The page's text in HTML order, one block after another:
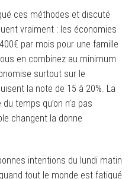
ces méthodes et discuté
vraiment : les économies
par mois pour une famille
en combinez au minimum
surtout sur le
la note de 15 à 20%. La
temps qu’on n’a pas
changent la donne
intentions du lundi matin
tout le monde est fatigué